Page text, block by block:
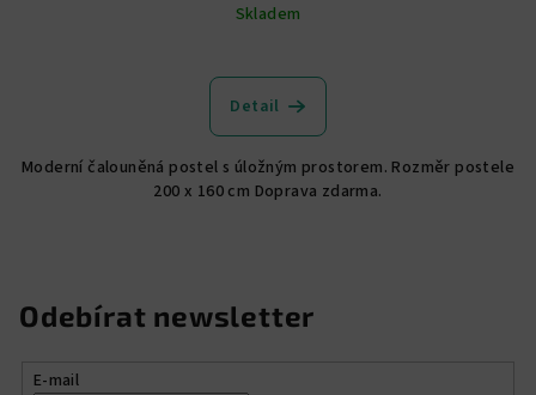
Skladem
hodnocení
produktu
z
5
Detail
Moderní čalouněná postel s úložným prostorem. Rozměr postele
200 x 160 cm Doprava zdarma.
Odebírat newsletter
E-mail